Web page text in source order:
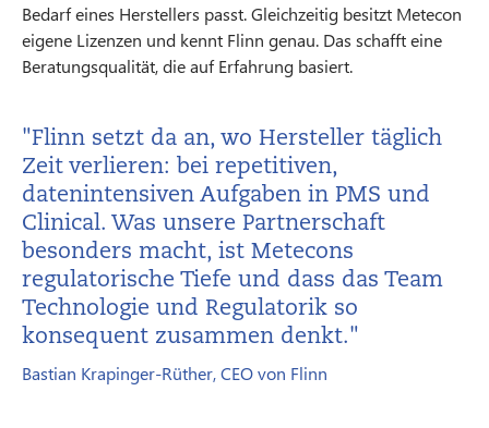
Bedarf eines Herstellers passt. Gleichzeitig besitzt Metecon
eigene Lizenzen und kennt Flinn genau. Das schafft eine
Beratungsqualität, die auf Erfahrung basiert.
"Flinn setzt da an, wo Hersteller täglich
Zeit verlieren: bei repetitiven,
datenintensiven Aufgaben in PMS und
Clinical. Was unsere Partnerschaft
besonders macht, ist Metecons
regulatorische Tiefe und dass das Team
Technologie und Regulatorik so
konsequent zusammen denkt."
Bastian Krapinger-Rüther, CEO von Flinn